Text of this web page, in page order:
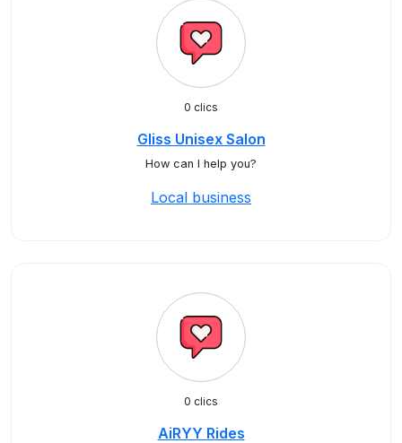
0 clics
Gliss Unisex Salon
How can I help you?
Local business
0 clics
AiRYY Rides